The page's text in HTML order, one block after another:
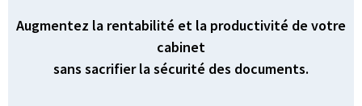
Augmentez la rentabilité et la productivité de votre
cabinet
sans sacrifier la sécurité des documents.